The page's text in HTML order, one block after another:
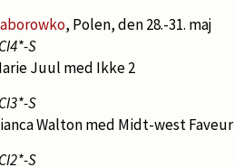
, Polen, den 28.-31. maj
S
Juul med Ikke 2
S
Walton med Midt-west Faveur
S